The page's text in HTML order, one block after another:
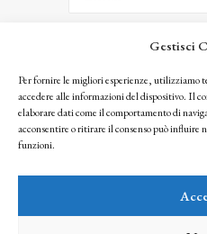
Gestisci
Per fornire le migliori esperienze, utilizziamo
accedere alle informazioni del dispositivo. Il
elaborare dati come il comportamento di
acconsentire o ritirare il consenso può influire
funzioni.
Facendo clic per iscriverti, riconosci che
seguendo la nostra Privacy Policy
© 2025 Istituto Matteucci. All right reserved
l’autorizzazione scritta dei proprietari dei